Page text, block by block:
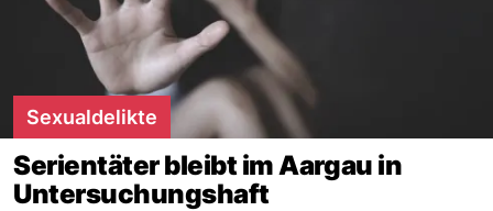
Sexualdelikte
Serientäter bleibt im Aargau in
Untersuchungshaft